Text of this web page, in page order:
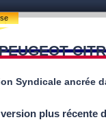
Syndicale ancrée
plus récente